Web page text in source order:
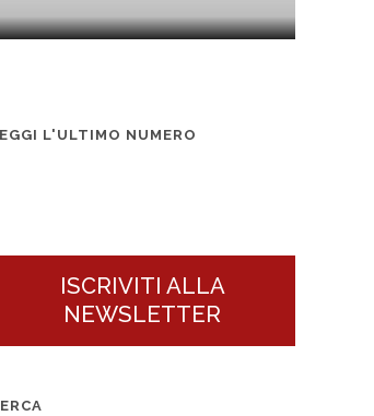
L'ULTIMO NUMERO
n°3 2026
ISCRIVITI ALLA
NEWSLETTER